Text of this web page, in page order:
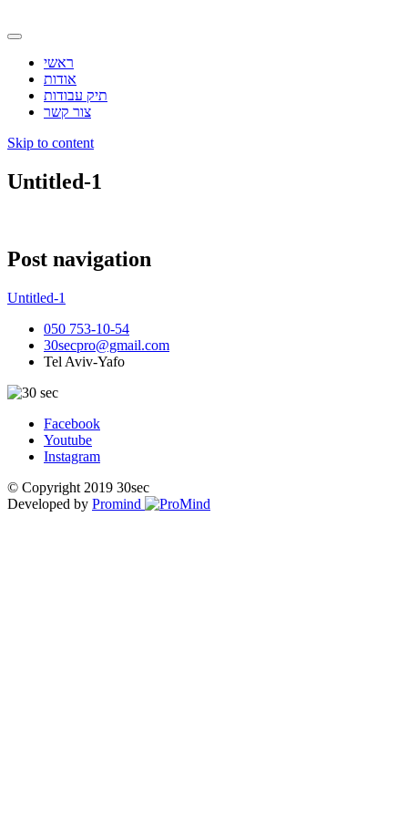
ראשי
אודות
תיק עבודות
צור קשר
Skip to content
Untitled-1
Post navigation
Untitled-1
050 753-10-54
30secpro@gmail.com
Tel Aviv-Yafo
Facebook
Youtube
Instagram
© Copyright 2019 30sec
Developed by Promind